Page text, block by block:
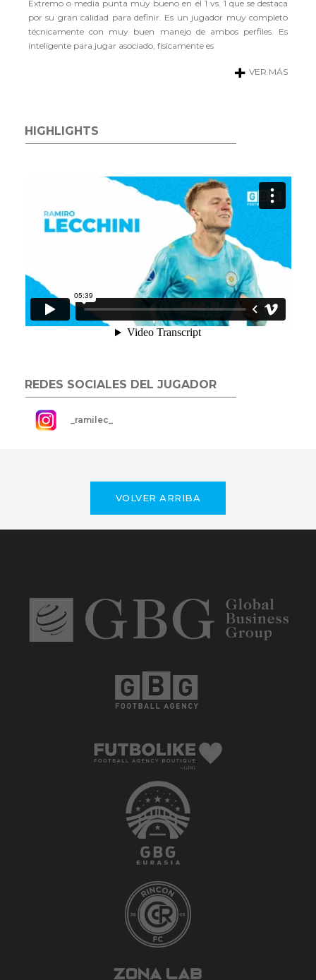
Extremo o media punta muy bueno en el 1 vs. 1 que se destaca
por su gran calidad para definir. Es un jugador muy completo
técnicamente con muy buen manejo de ambos perfiles. Es
inteligente para jugar asociado, físicamente es
VER MÁS
HIGHLIGHTS
REDES SOCIALES DEL JUGADOR
_ramilec_
VOLVER ARRIBA